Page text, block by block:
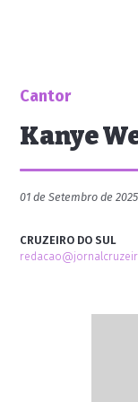
Cantor
Kanye
01 de Setembro de
CRUZEIRO DO SUL